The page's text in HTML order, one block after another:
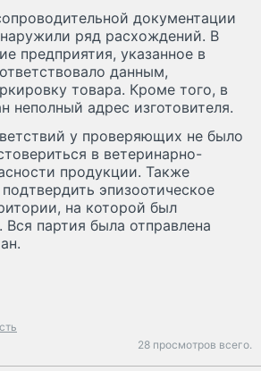
документации
ряд расхождений. В
предприятия, указанное в
данным,
товара. Кроме того, в
неполный адрес изготовителя.
у проверяющих не было
в ветеринарно-
продукции. Также
эпизоотическое
на которой был
Вся партия была отправлена
28 просмотров всего.